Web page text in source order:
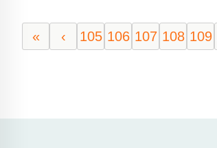
« ‹ 105 106 107 108 109